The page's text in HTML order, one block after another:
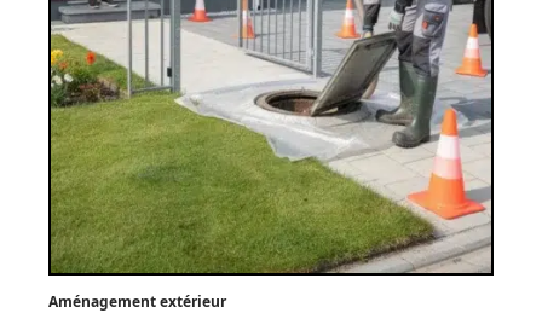
Aménagement extérieur